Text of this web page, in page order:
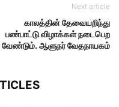
Next article
காலத்தின் தேவையறிந்து
பண்பாட்டு விழாக்கள் நடைபெற
வேண்டும். ஆளுநர் வேதநாயகம்